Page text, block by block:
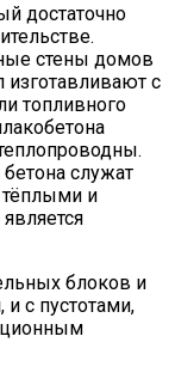
достаточно
стены домов
изготавливают с
топливного
служат
тёплыми и
блоков и
с пустотами,